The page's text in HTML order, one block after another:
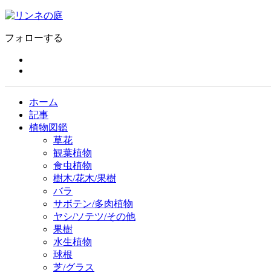
フォローする
ホーム
記事
植物図鑑
草花
観葉植物
食虫植物
樹木/花木/果樹
バラ
サボテン/多肉植物
ヤシ/ソテツ/その他
果樹
水生植物
球根
芝/グラス